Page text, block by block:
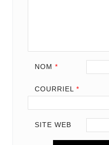
NOM *
COURRIEL *
SITE WEB